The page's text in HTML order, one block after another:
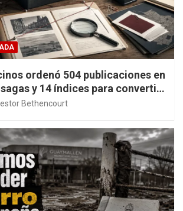
ordenó 504 publicaciones en
y 14 índices para convertir
en memoria pública
Bethencourt